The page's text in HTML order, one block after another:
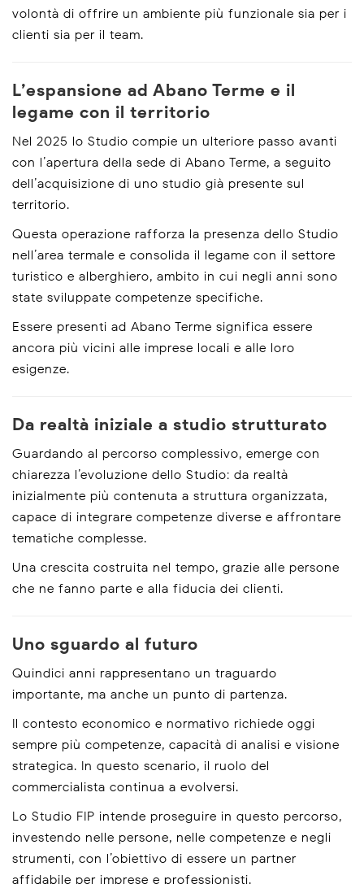
volontà di offrire un ambiente più funzionale sia per i
clienti sia per il team.
L’espansione ad Abano Terme e il
legame con il territorio
Nel 2025 lo Studio compie un ulteriore passo avanti
con l’apertura della sede di Abano Terme, a seguito
dell’acquisizione di uno studio già presente sul
territorio.
Questa operazione rafforza la presenza dello Studio
nell’area termale e consolida il legame con il settore
turistico e alberghiero, ambito in cui negli anni sono
state sviluppate competenze specifiche.
Essere presenti ad Abano Terme significa essere
ancora più vicini alle imprese locali e alle loro
esigenze.
Da realtà iniziale a studio strutturato
Guardando al percorso complessivo, emerge con
chiarezza l’evoluzione dello Studio: da realtà
inizialmente più contenuta a struttura organizzata,
capace di integrare competenze diverse e affrontare
tematiche complesse.
Una crescita costruita nel tempo, grazie alle persone
che ne fanno parte e alla fiducia dei clienti.
Uno sguardo al futuro
Quindici anni rappresentano un traguardo
importante, ma anche un punto di partenza.
Il contesto economico e normativo richiede oggi
sempre più competenze, capacità di analisi e visione
strategica. In questo scenario, il ruolo del
commercialista continua a evolversi.
Lo Studio FIP intende proseguire in questo percorso,
investendo nelle persone, nelle competenze e negli
strumenti, con l’obiettivo di essere un partner
affidabile per imprese e professionisti.